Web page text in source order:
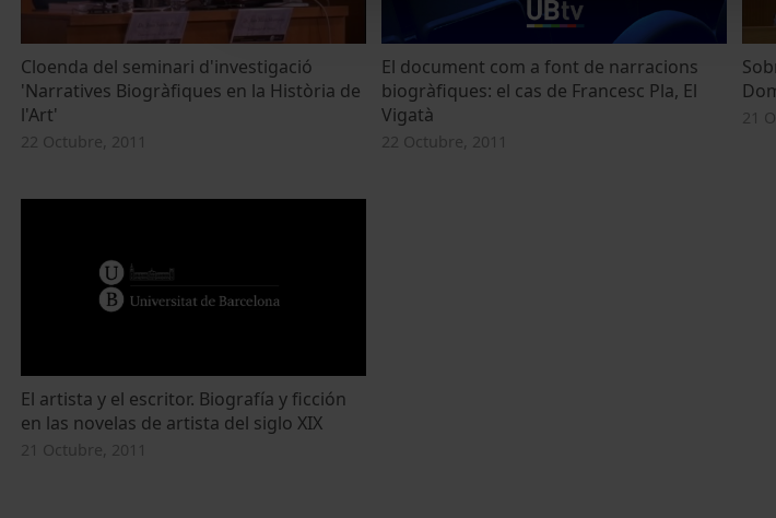
Cloenda del seminari d'investigació
'Narratives Biogràfiques en la Història de
l'Art'
22 Octubre, 2011
El document com a font de narracions
biogràfiques: el cas de Francesc Pla, El
Vigatà
22 Octubre, 2011
21
El artista y el escritor. Biografía y ficción
en las novelas de artista del siglo XIX
21 Octubre, 2011